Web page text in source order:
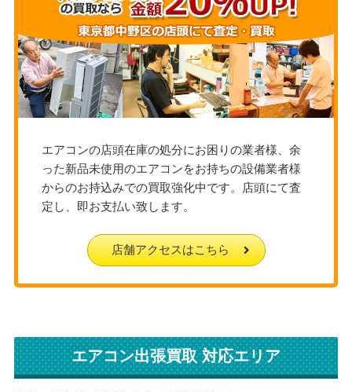
エアコンの店頭在庫の処分にお困りの業者様、余
った新品未使用のエアコンをお持ちの設備業者様
からのお持込みでの買取強化中です。店頭にて査
定し、即お支払い致します。
店舗アクセスはこちら
エアコン出張買取 対応エリア